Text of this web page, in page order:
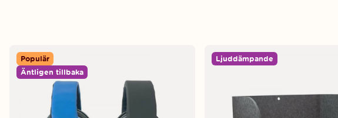
Populär
Äntligen tillbaka
Ljuddämpande